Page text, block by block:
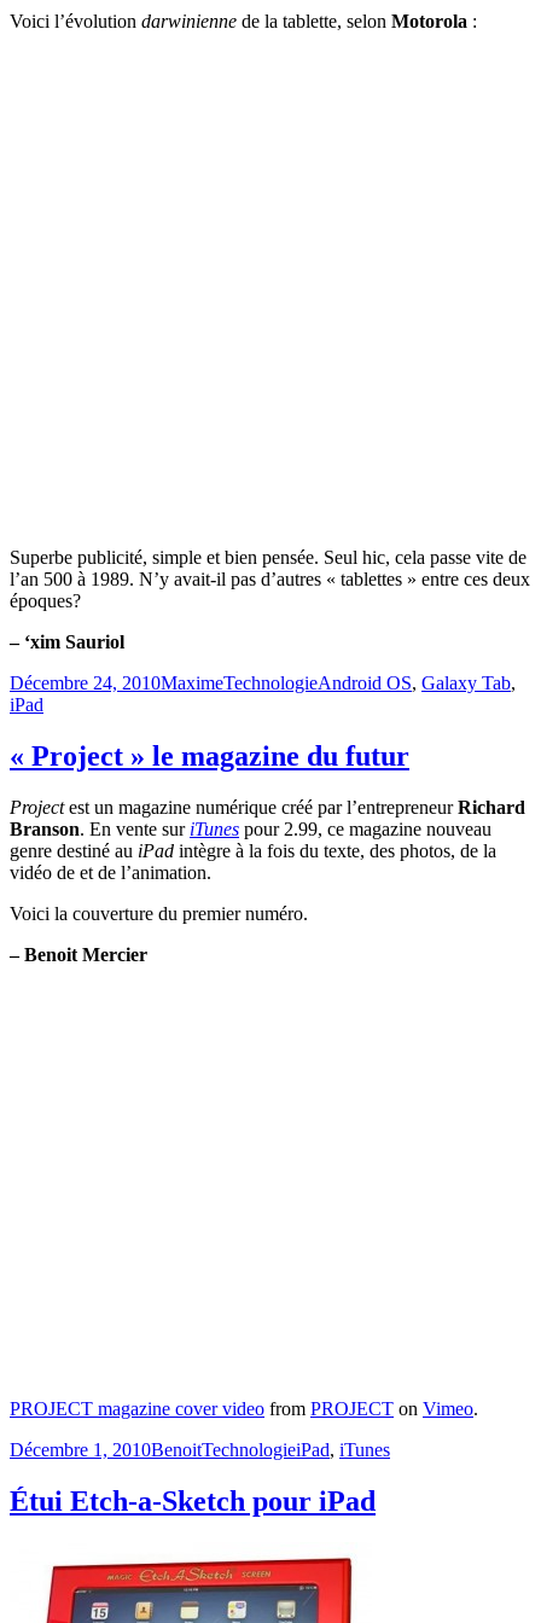
Voici l’évolution darwinienne de la tablette, selon Motorola :
Superbe publicité, simple et bien pensée. Seul hic, cela passe vite de
l’an 500 à 1989. N’y avait-il pas d’autres « tablettes » entre ces deux
époques?
– ‘xim Sauriol
Publié
le
Décembre 24, 2010MaximeCatégories
TechnologieÉtiquettes
Android OS, Galaxy Tab,
iPad
« Project » le magazine du futur
Projectest un magazine numérique créé par l’entrepreneurRichard
Branson. En vente sur iTunes pour 2.99, ce magazine nouveau
genre destiné au iPad intègre à la fois du texte, des photos, de la
vidéo de et de l’animation.
Voici la couverture du premier numéro.
– Benoit Mercier
PROJECT magazine cover video from PROJECT on Vimeo.
Publié
Décembre 1, 2010BenoitCatégories
TechnologieÉtiquettes
iPad, iTunes
Étui Etch-a-Sketch pour iPad